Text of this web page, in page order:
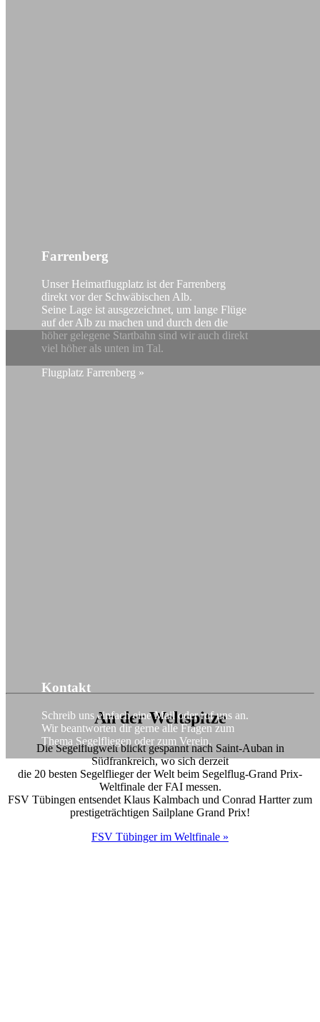
Farrenberg
Unser Heimatflugplatz ist der Farrenberg
direkt vor der Schwäbischen Alb.
Seine Lage ist ausgezeichnet, um lange Flüge
auf der Alb zu machen und durch den die
höher gelegene Startbahn sind wir auch direkt
viel höher als unten im Tal.
Flugplatz Farrenberg »
Kontakt
Schreib uns einfach eine Mail oder ruf uns an.
Wir beantworten dir gerne alle Fragen zum
Thema Segelfliegen oder zum Verein.
Zum Kontakt »
An der Weltspitze
Die Segelflugwelt blickt gespannt nach Saint-Auban in
Südfrankreich, wo sich derzeit
die 20 besten Segelflieger der Welt beim Segelflug-Grand Prix-
Weltfinale der FAI messen.
FSV Tübingen entsendet Klaus Kalmbach und Conrad Hartter zum
prestigeträchtigen Sailplane Grand Prix!
FSV Tübinger im Weltfinale »